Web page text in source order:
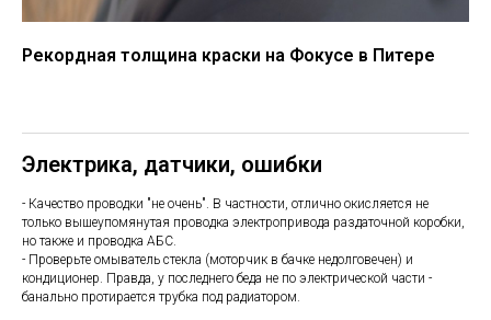
Рекордная толщина краски на Фокусе в Питере
Электрика, датчики, ошибки
- Качество проводки "не очень". В частности, отлично окисляется не
только вышеупомянутая проводка электропривода раздаточной коробки,
но также и проводка АБС.
- Проверьте омыватель стекла (моторчик в бачке недолговечен) и
кондиционер. Правда, у последнего беда не по электрической части -
банально протирается трубка под радиатором.